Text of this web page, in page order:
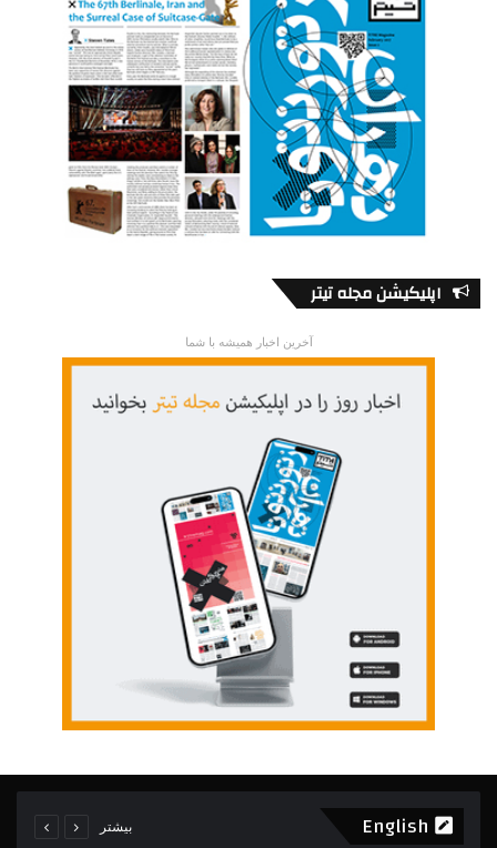
اپلیکیشن مجله تیتر
آخرین اخبار همیشه با شما
بیشتر